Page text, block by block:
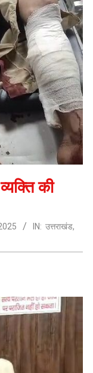
की
IN: उत्तराखंड,